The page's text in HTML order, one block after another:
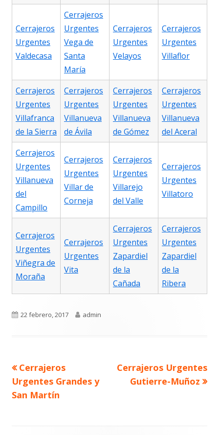
Cerrajeros
Urgentes
Valdecasa
Cerrajeros
Urgentes
Vega de
Santa
María
Cerrajeros
Urgentes
Velayos
Cerrajeros
Urgentes
Villaflor
Cerrajeros
Urgentes
Villafranca
de la Sierra
Cerrajeros
Urgentes
Villanueva
de Ávila
Cerrajeros
Urgentes
Villanueva
de Gómez
Cerrajeros
Urgentes
Villanueva
del Aceral
Cerrajeros
Urgentes
Villanueva
del
Campillo
Cerrajeros
Urgentes
Villar de
Corneja
Cerrajeros
Urgentes
Villarejo
del Valle
Cerrajeros
Urgentes
Villatoro
Cerrajeros
Urgentes
Viñegra de
Moraña
Cerrajeros
Urgentes
Vita
Cerrajeros
Urgentes
Zapardiel
de la
Cañada
Cerrajeros
Urgentes
Zapardiel
de la
Ribera
Publicado
22 febrero, 2017 Autor
admin
Navegación
de
entradas
Artículo
anterior
Cerrajeros
Urgentes Grandes y
San Martín
Artículo
siguiente
Cerrajeros Urgentes
Gutierre-Muñoz